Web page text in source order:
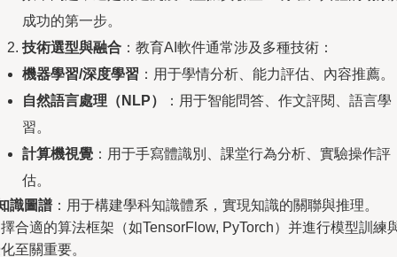
成功的第一步。
技術選型與融合 ：教育AI軟件通常涉及多種技術：
機器學習/深度學習 ：用于學情分析、能力評估、內容推薦。
自然語言處理（NLP）
：用于智能問答、作文評閱、語言學
習。
計算機視覺 ：用于手寫體識別、課堂行為分析、實驗操作評
估。
識圖譜 ：用于構建學科知識體系，實現知識的關聯與推理。
合適的算法框架（如TensorFlow, PyTorch）并進行模型訓練
至關重要。